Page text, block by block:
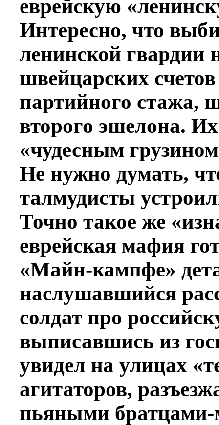
еврейскую
Интересно, что
ленинской гвардии
швейцарских
партийного стажа,
второго эшелона.
«чудесным
Не нужно думать,
талмудисты
Точно такое же
еврейская мафия
«Майн-кампфе»
наслушавшийся
солдат про
выписавшись из
увидел на улицах
агитаторов,
пьяными братцами-